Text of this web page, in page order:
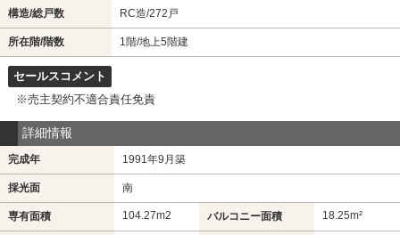
構造/総戸数 RC造/272戸
所在階/階数 1階/地上5階建
セールスコメント
※売主契約不適合責任免責
詳細情報
完成年 1991年9月築
採光面 南
専有面積 104.27m2 バルコニー面積 18.25m²